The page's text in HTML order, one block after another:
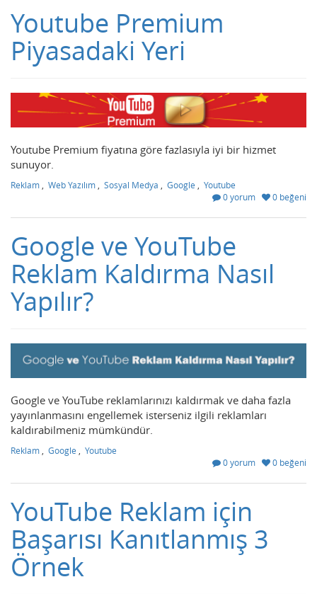
Youtube Premium
Piyasadaki Yeri
Youtube Premium fiyatına göre fazlasıyla iyi bir hizmet
sunuyor.
Reklam Web Yazılım Sosyal Medya Google
Youtube
0 yorum
0 beğeni
Google ve YouTube
Reklam Kaldırma Nasıl
Yapılır?
Google ve YouTube reklamlarınızı kaldırmak ve daha fazla
yayınlanmasını engellemek isterseniz ilgili reklamları
kaldırabilmeniz mümkündür.
Reklam Google
Youtube
0 yorum
0 beğeni
YouTube Reklam için
Başarısı Kanıtlanmış 3
Örnek